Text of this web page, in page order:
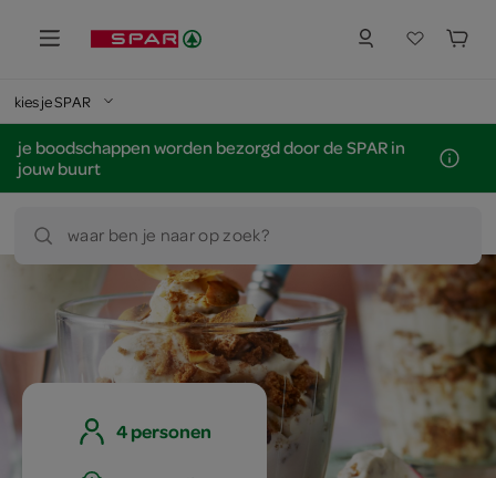
kies je SPAR
je boodschappen worden bezorgd door de SPAR in
jouw buurt
waar ben je naar op zoek?
4 personen